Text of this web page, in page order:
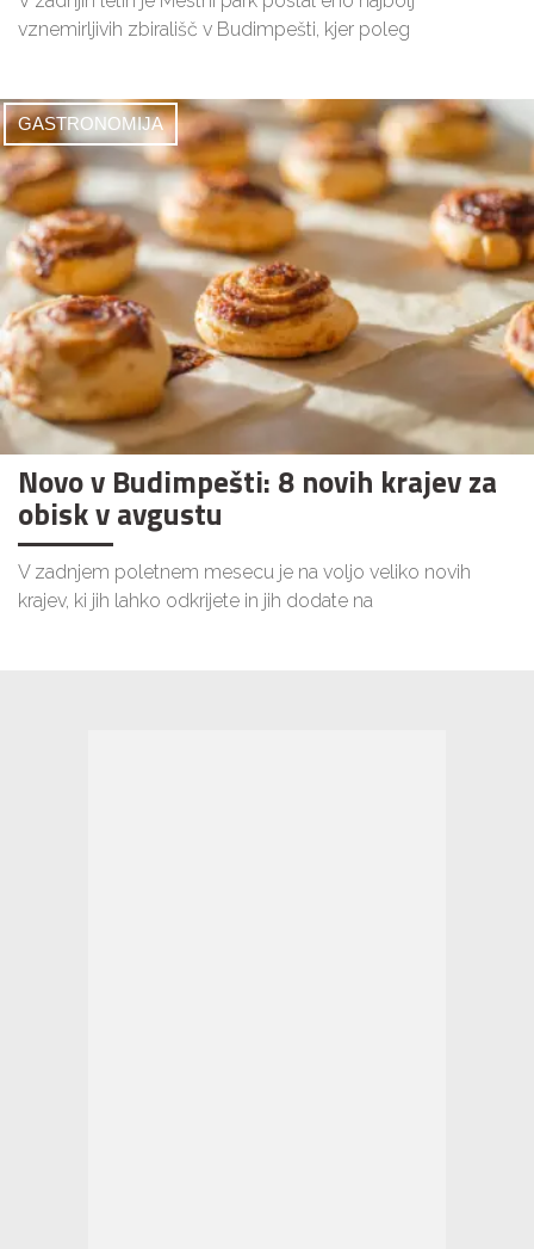
vznemirljivih zbirališč v Budimpešti, kjer poleg
GASTRONOMIJA
Novo v Budimpešti: 8 novih krajev za
obisk v avgustu
V zadnjem poletnem mesecu je na voljo veliko novih
krajev, ki jih lahko odkrijete in jih dodate na